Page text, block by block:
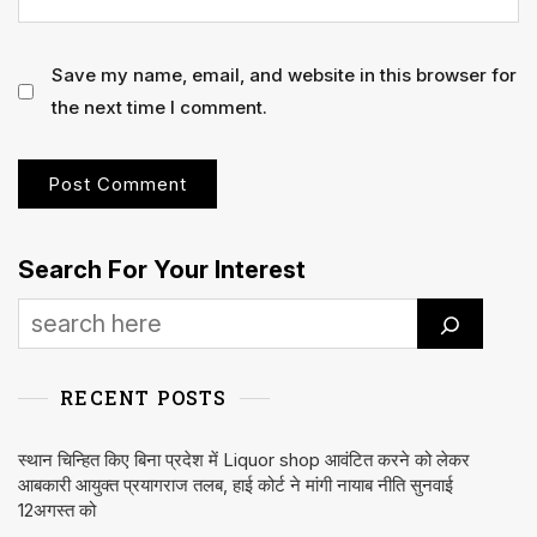
Save my name, email, and website in this browser for
the next time I comment.
Search For Your Interest
RECENT POSTS
स्थान चिन्हित किए बिना प्रदेश में Liquor shop आवंटित करने को लेकर
आबकारी आयुक्त प्रयागराज तलब, हाई कोर्ट ने मांगी नायाब नीति सुनवाई
12अगस्त को